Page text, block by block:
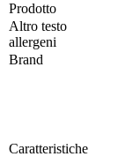
Prodotto
Altro testo
allergeni
Brand
Caratteristiche